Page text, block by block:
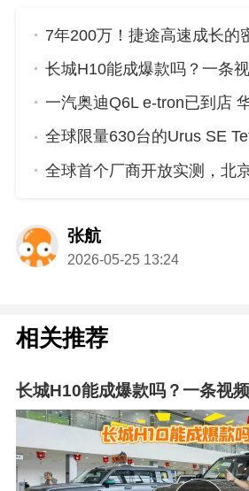
7年200万！捷途高速成长的
长城H10能成爆款吗？一条
全球限量630台的Urus SE
张航
2026-05-25 13:24
相关推荐
长城H10能成爆款吗？一条视